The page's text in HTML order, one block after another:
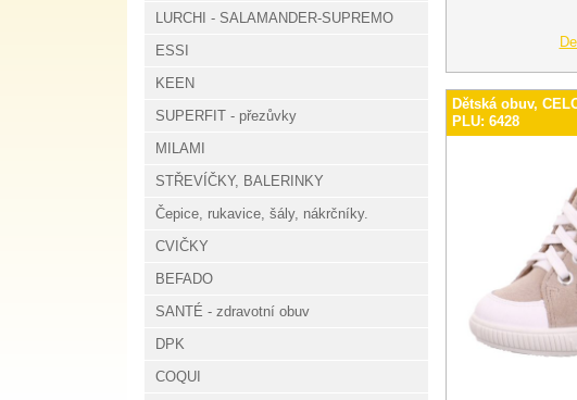
Dětská obuv,
PLU: 6428
LURCHI - SALAMANDER-SUPREMO
ESSI
KEEN
SUPERFIT - přezůvky
MILAMI
STŘEVÍČKY, BALERINKY
Čepice, rukavice, šály, nákrčníky.
CVIČKY
BEFADO
SANTÉ - zdravotní obuv
DPK
COQUI